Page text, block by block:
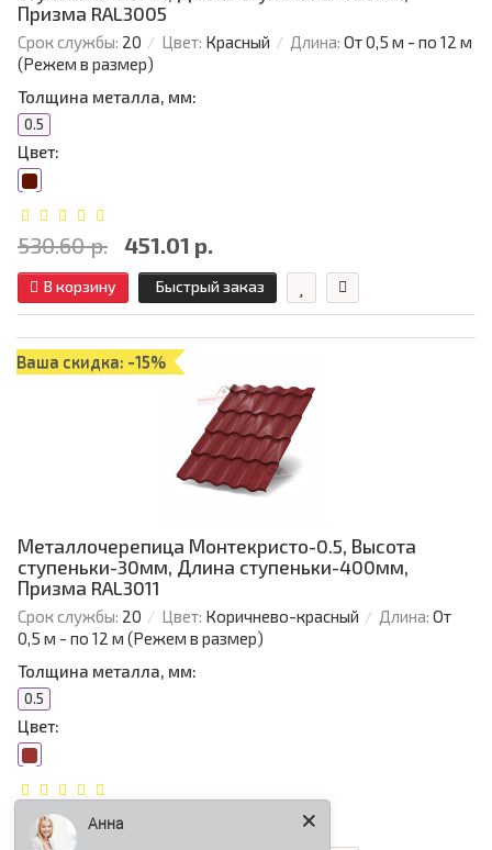
Призма RAL3005
Срок службы: 20 Цвет: Красный Длина: От 0,5 м - по 12 м
(Режем в размер)
Толщина металла, мм:
0.5
Цвет:
530.60 р. 451.01 р.
В корзину Быстрый заказ
Ваша скидка: -15%
Металлочерепица Монтекристо-0.5, Высота
ступеньки-30мм, Длина ступеньки-400мм,
Призма RAL3011
Срок службы: 20 Цвет: Коричнево-красный Длина: От
0,5 м - по 12 м (Режем в размер)
Толщина металла, мм:
0.5
Цвет:
548.20 р.
Анна